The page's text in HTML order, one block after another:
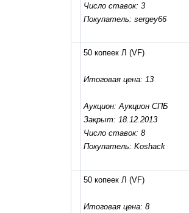
Число ставок: 3
Покупатель: sergey66
50 копеек Л (VF)
Итоговая цена: 13
Аукцион: Аукцион СПБ
Закрыт: 18.12.2013
Число ставок: 8
Покупатель: Koshack
50 копеек Л (VF)
Итоговая цена: 8